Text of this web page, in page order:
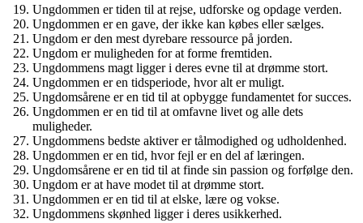
Ungdommen er tiden til at rejse, udforske og opdage verden.
Ungdommen er en gave, der ikke kan købes eller sælges.
Ungdom er den mest dyrebare ressource på jorden.
Ungdom er muligheden for at forme fremtiden.
Ungdommens magt ligger i deres evne til at drømme stort.
Ungdommen er en tidsperiode, hvor alt er muligt.
Ungdomsårene er en tid til at opbygge fundamentet for succes.
Ungdommen er en tid til at omfavne livet og alle dets
muligheder.
Ungdommens bedste aktiver er tålmodighed og udholdenhed.
Ungdommen er en tid, hvor fejl er en del af læringen.
Ungdomsårene er en tid til at finde sin passion og forfølge den.
Ungdom er at have modet til at drømme stort.
Ungdommen er en tid til at elske, lære og vokse.
Ungdommens skønhed ligger i deres usikkerhed.